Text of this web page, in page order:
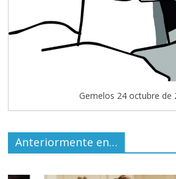
Gemelos 24 octubre de
Anteriormente en…